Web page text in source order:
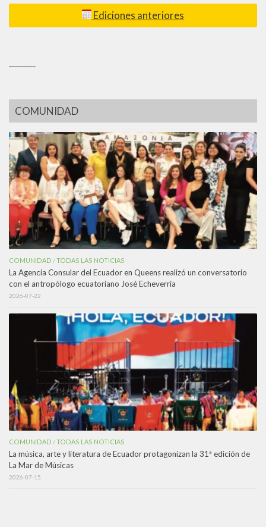
Ediciones anteriores
COMUNIDAD
COMUNIDAD /TODAS LAS NOTICIAS
La Agencia Consular del Ecuador en Queens realizó un conversatorio
con el antropólogo ecuatoriano José Echeverría
2026-07-22
COMUNIDAD /TODAS LAS NOTICIAS
La música, arte y literatura de Ecuador protagonizan la 31ª edición de
La Mar de Músicas
2026-07-15